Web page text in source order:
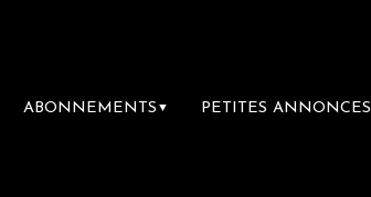
ABONNEMENTS ▼ PETITES ANNONCES